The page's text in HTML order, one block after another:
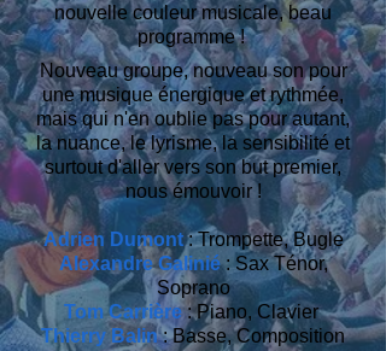
nouvelle couleur musicale, beau
programme !
Nouveau groupe, nouveau son pour
une musique énergique et rythmée,
mais qui n'en oublie pas pour autant,
la nuance, le lyrisme, la sensibilité et
surtout d'aller vers son but premier,
nous émouvoir !
Adrien Dumont : Trompette, Bugle
Alexandre Galinié : Sax Ténor,
Soprano
Tom Carrière: Piano, Clavier
Thierry Balin : Basse, Composition